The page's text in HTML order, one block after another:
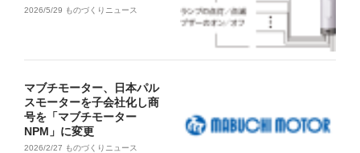
2026/5/29 ものづくりニュース
マブチモーター、日本パル
スモーターを子会社化し商
号を「マブチモーター
NPM」に変更
2026/2/27 ものづくりニュース